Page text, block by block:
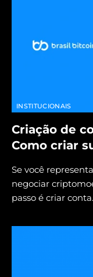
INSTITUCIONAIS
Criação de
Como criar
Se você
negociar
passo é criar